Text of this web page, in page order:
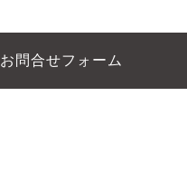
お問合せフォーム